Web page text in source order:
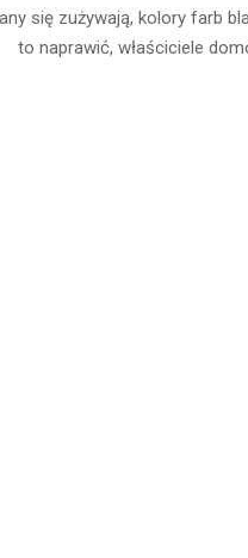
się zużywają, kolory farb
to naprawić, właściciele